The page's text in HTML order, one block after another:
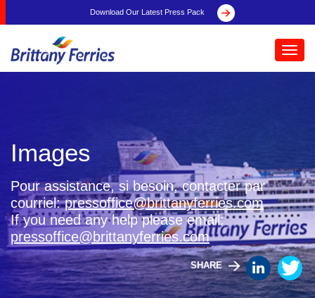
Download Our Latest Press Pack
Images
Pour assistance, si besoin, contacter par
courriel:pressoffice@brittanyferries.com
If you need any help please email:
pressoffice@brittanyferries.com
SHARE